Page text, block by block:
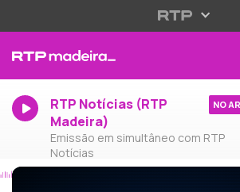
RTP Notícias (RTP
Madeira)
Emissão em simultâneo com RTP
Notícias
NO AR